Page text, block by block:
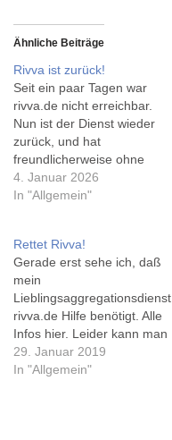
Ähnliche Beiträge
Rivva ist zurück!
Seit ein paar Tagen war
rivva.de nicht erreichbar.
Nun ist der Dienst wieder
zurück, und hat
freundlicherweise ohne
direkte Verlinkung schon
meinen Beitrag zum
Fluss geworfen'... Grund für
den Ausfall war wohl ein
Serverumzug, wie Frank
Westphal schreibt: "Das
neue Jahr fängt ja toll…
4. Januar 2026
In "Allgemein"
Rettet Rivva!
Gerade erst sehe ich, daß
mein
Lieblingsaggregationsdienst
rivva.de Hilfe benötigt. Alle
Infos hier. Leider kann man
bei jährlicher Zahlung nix
sparen, aber so fällt es mir
29. Januar 2019
In "Allgemein"